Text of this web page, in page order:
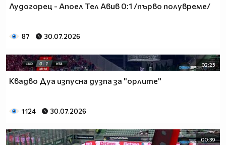
Лудогорец - Апоел Тел Авив 0:1 /първо полувреме/
87 30.07.2026
02:25
Квадво Дуа изпусна дузпа за "орлите"
1 124 30.07.2026
00:39